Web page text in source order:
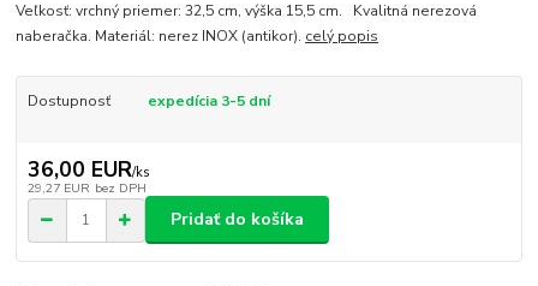
Veľkosť: vrchný priemer: 32,5 cm, výška 15,5 cm. Kvalitná nerezová
naberačka. Materiál: nerez INOX (antikor). celý popis
Dostupnosť expedícia 3-5 dní
36,00 EUR/ks
29,27 EUR bez DPH
Pridať do košíka